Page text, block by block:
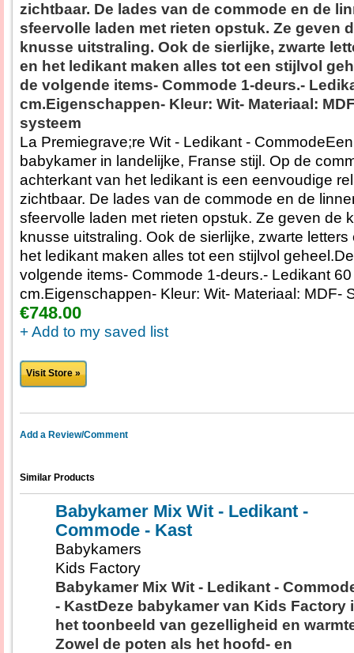
zichtbaar. De lades van de commode en de
sfeervolle laden met rieten opstuk. Ze geven
knusse uitstraling. Ook de sierlijke, zwarte
en het ledikant maken alles tot een stijlvol
de volgende items- Commode 1-deurs.-
cm.Eigenschappen- Kleur: Wit- Materiaal:
systeem
La Premiegrave;re Wit - Ledikant -
babykamer in landelijke, Franse stijl. Op de
achterkant van het ledikant is een eenvoudige
zichtbaar. De lades van de commode en de
sfeervolle laden met rieten opstuk. Ze geven de
knusse uitstraling. Ook de sierlijke, zwarte
het ledikant maken alles tot een stijlvol
volgende items- Commode 1-deurs.- Ledikant
cm.Eigenschappen- Kleur: Wit- Materiaal: MDF-
€748.00
+ Add to my saved list
Visit Store »
Add a Review/Comment
Similar Products
Babykamer Mix Wit - Ledikant -
Commode - Kast
Babykamers
Kids Factory
Babykamer Mix Wit - Ledikant -
- KastDeze babykamer van Kids Factory
het toonbeeld van gezelligheid en
Zowel de poten als het hoofd- en